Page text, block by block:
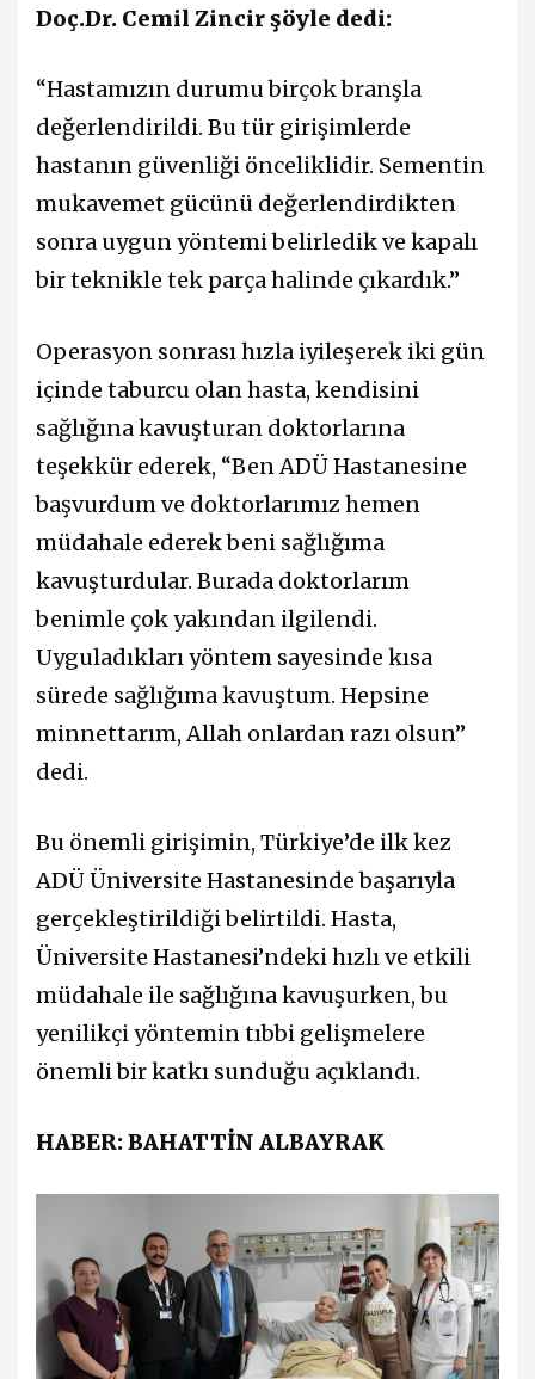
Doç.Dr. Cemil Zincir şöyle dedi:
“Hastamızın durumu birçok branşla
değerlendirildi. Bu tür girişimlerde
hastanın güvenliği önceliklidir. Sementin
mukavemet gücünü değerlendirdikten
sonra uygun yöntemi belirledik ve kapalı
bir teknikle tek parça halinde çıkardık.”
Operasyon sonrası hızla iyileşerek iki gün
içinde taburcu olan hasta, kendisini
sağlığına kavuşturan doktorlarına
teşekkür ederek, “Ben ADÜ Hastanesine
başvurdum ve doktorlarımız hemen
müdahale ederek beni sağlığıma
kavuşturdular. Burada doktorlarım
benimle çok yakından ilgilendi.
Uyguladıkları yöntem sayesinde kısa
sürede sağlığıma kavuştum. Hepsine
minnettarım, Allah onlardan razı olsun”
dedi.
Bu önemli girişimin, Türkiye’de ilk kez
ADÜ Üniversite Hastanesinde başarıyla
gerçekleştirildiği belirtildi. Hasta,
Üniversite Hastanesi’ndeki hızlı ve etkili
müdahale ile sağlığına kavuşurken, bu
yenilikçi yöntemin tıbbi gelişmelere
önemli bir katkı sunduğu açıklandı.
HABER: BAHATTİN ALBAYRAK